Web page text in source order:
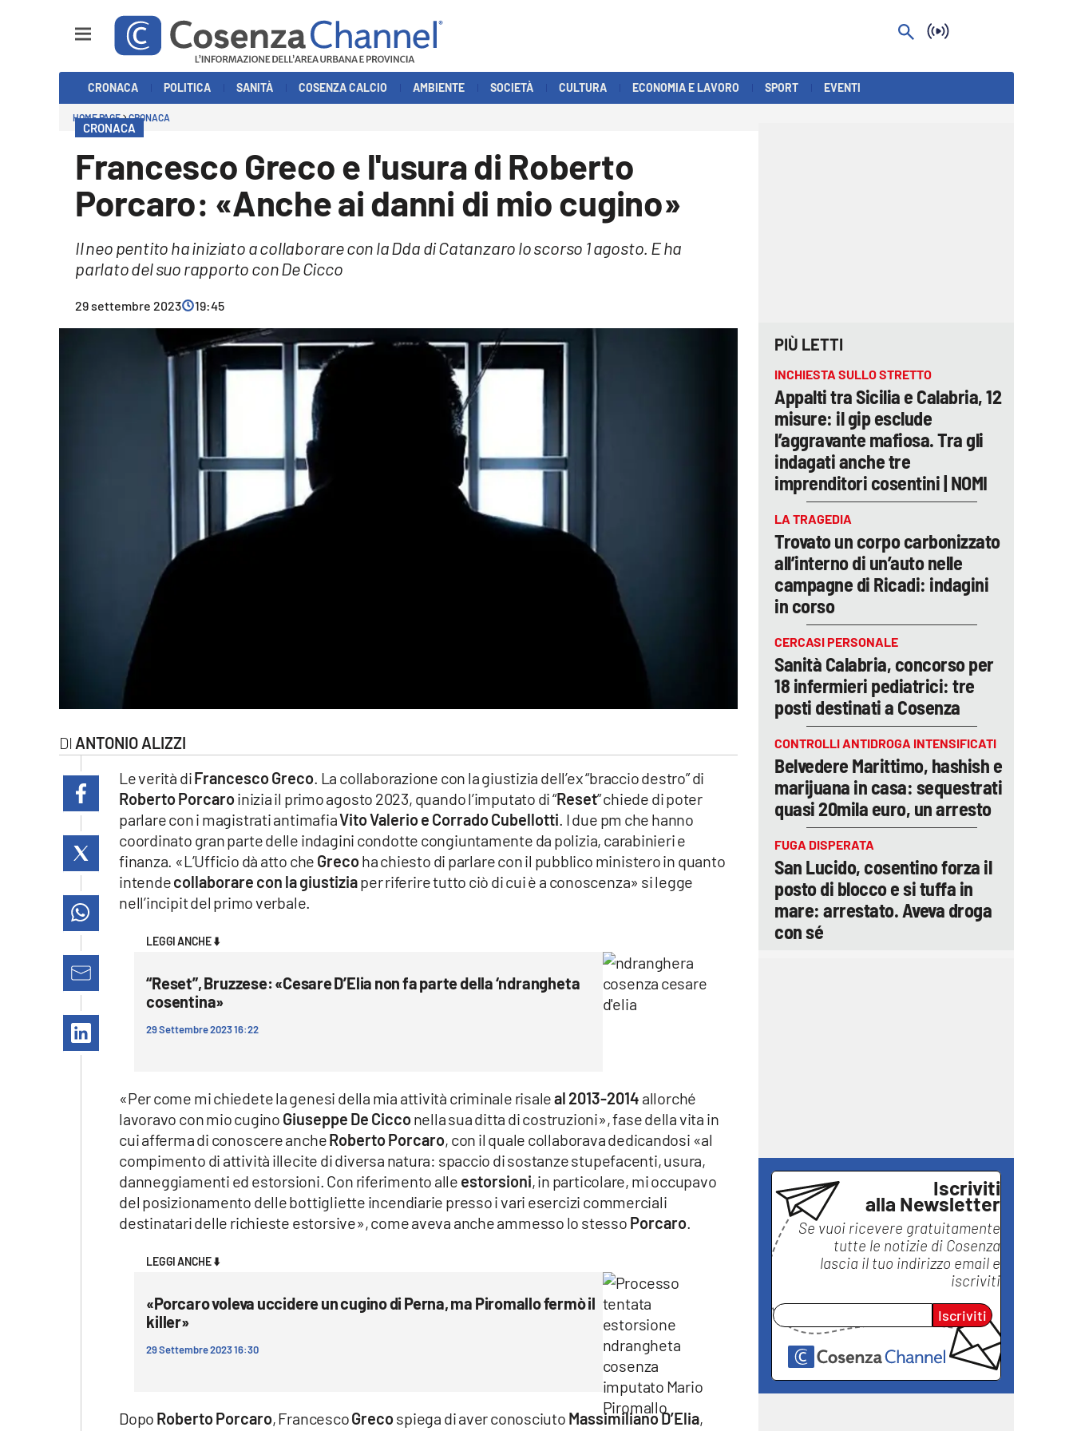
Economia e Lavoro
cosenzachannel.it
lacapitalenews.it
Vai
CRONACA POLITICA SANITÀ COSENZA CALCIO AMBIENTE SOCIETÀ CULTURA ECONOMIA E LAVORO SPORT EVENTI
HOME PAGE CRONACA
CRONACA
Francesco Greco e l'usura di Roberto
Porcaro: «Anche ai danni di mio cugino»
Il neo pentito ha iniziato a collaborare con la Dda di Catanzaro lo scorso 1 agosto. E ha
parlato del suo rapporto con De Cicco
29 settembre 2023 19:45
ANTONIO ALIZZI
Le verità diFrancesco Greco. La collaborazione con la giustizia dell’ex “braccio destro” di
Roberto Porcaroinizia il primo agosto 2023, quando l’imputato di “Reset” chiede di poter
parlare con i magistrati antimafiaVito Valerio e Corrado Cubellotti. I due pm che hanno
coordinato gran parte delle indagini condotte congiuntamente da polizia, carabinieri e
finanza. «L’Ufficio dà atto che Grecoha chiesto di parlare con il pubblico ministero in quanto
intendecollaborare con la giustiziaper riferire tutto ciò di cui è a conoscenza» si legge
nell’incipit del primo verbale.
LEGGI ANCHE ⬇️
“Reset”, Bruzzese: «Cesare D’Elia non fa parte della ‘ndrangheta
cosentina»
29 Settembre 2023 16:22
«Per come mi chiedete la genesi della mia attività criminale risaleal 2013-2014 allorché
lavoravo con mio cugino Giuseppe De Cicconella sua ditta di costruzioni», fase della vita in
cui afferma di conoscere ancheRoberto Porcaro, con il quale collaborava dedicandosi «al
compimento di attività illecite di diversa natura: spaccio di sostanze stupefacenti, usura,
danneggiamenti ed estorsioni. Con riferimento alle estorsioni, in particolare, mi occupavo
del posizionamento delle bottigliette incendiarie presso i vari esercizi commerciali
destinatari delle richieste estorsive», come aveva anche ammesso lo stesso Porcaro.
LEGGI ANCHE ⬇️
«Porcaro voleva uccidere un cugino di Perna, ma Piromallo fermò il
killer»
29 Settembre 2023 16:30
Dopo Roberto Porcaro, FrancescoGrecospiega di aver conosciuto Massimiliano D’Elia,
PIÙ LETTI
INCHIESTA SULLO STRETTO
Appalti tra Sicilia e Calabria, 12
misure: il gip esclude
l’aggravante mafiosa. Tra gli
indagati anche tre
imprenditori cosentini | NOMI
LA TRAGEDIA
Trovato un corpo carbonizzato
all’interno di un’auto nelle
campagne di Ricadi: indagini
in corso
CERCASI PERSONALE
Sanità Calabria, concorso per
18 infermieri pediatrici: tre
posti destinati a Cosenza
CONTROLLI ANTIDROGA INTENSIFICATI
Belvedere Marittimo, hashish e
marijuana in casa: sequestrati
quasi 20mila euro, un arresto
FUGA DISPERATA
San Lucido, cosentino forza il
posto di blocco e si tuffa in
mare: arrestato. Aveva droga
con sé
Iscriviti
alla Newsletter
Se vuoi ricevere gratuitamente
tutte le notizie di Cosenza
lascia il tuo indirizzo email e
iscriviti
Iscriviti